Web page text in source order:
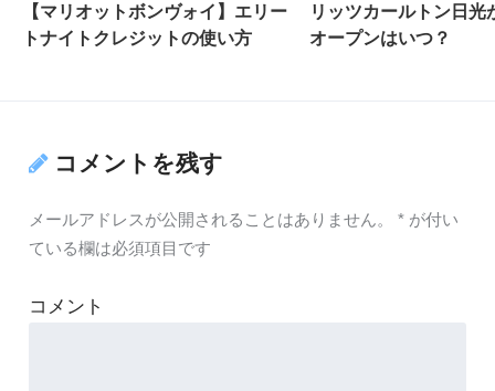
【マリオットボンヴォイ】エリー
トナイトクレジットの使い方
リッツカールトン日光
オープンはいつ？
コメントを残す
メールアドレスが公開されることはありません。 *が付い
ている欄は必須項目です
コメント